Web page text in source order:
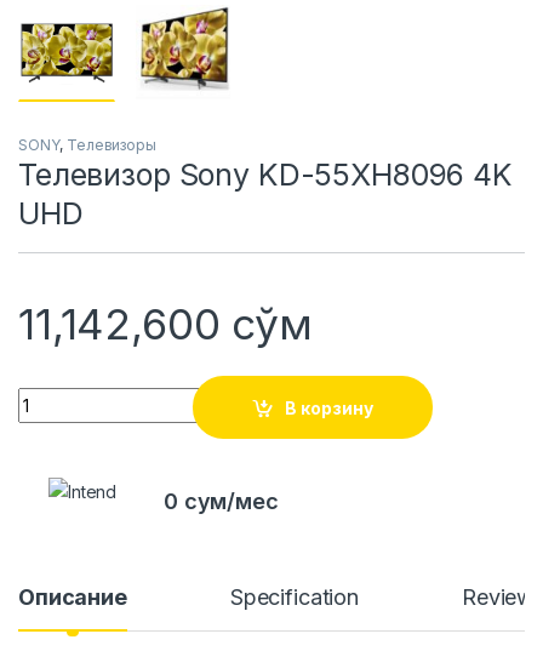
SONY, Телевизоры
Телевизор Sony KD-55XH8096 4K
UHD
11,142,600 сўм
Quantity
В корзину
0 сум/мес
Описание Specification